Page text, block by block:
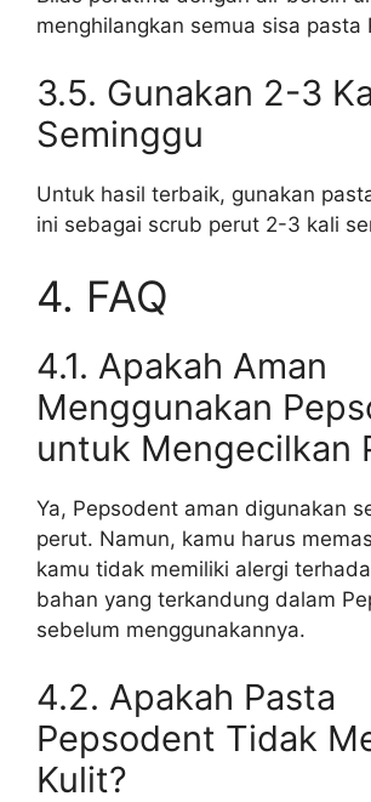
menghilangkan semua sisa pasta
3.5. Gunakan 2-3
Seminggu
Untuk hasil terbaik, gunakan
ini sebagai scrub perut 2-3 kali
4. FAQ
4.1. Apakah Aman
Menggunakan
untuk Mengecilkan
Ya, Pepsodent aman digunakan
perut. Namun, kamu harus
kamu tidak memiliki alergi
bahan yang terkandung dalam
sebelum menggunakannya.
4.2. Apakah Pasta
Pepsodent Tidak
Kulit?